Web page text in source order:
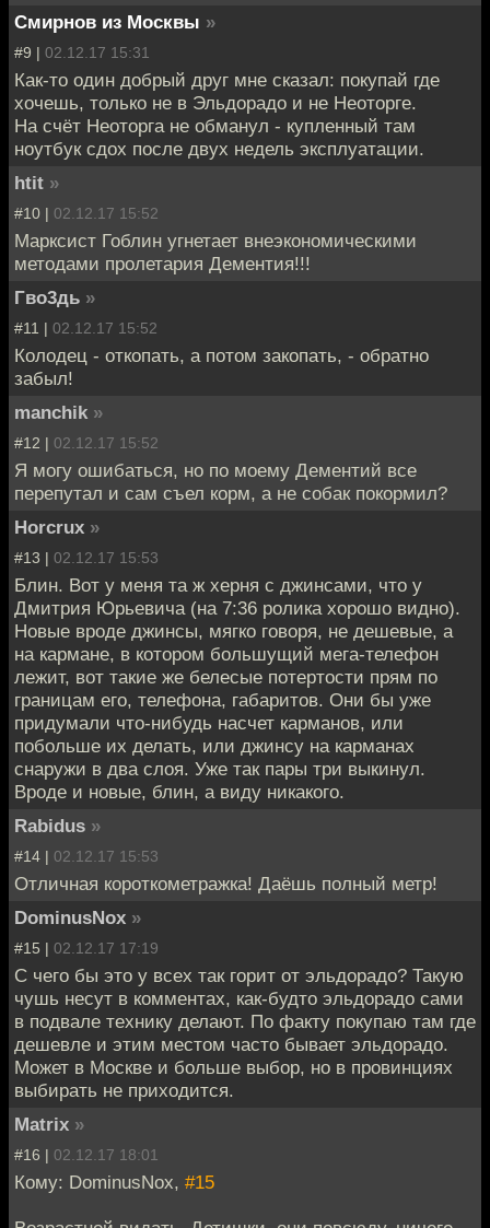
Смирнов из Москвы »
#9 | 02.12.17 15:31
Как-то один добрый друг мне сказал: покупай где
хочешь, только не в Эльдорадо и не Неоторге.
На счёт Неоторга не обманул - купленный там
ноутбук сдох после двух недель эксплуатации.
htit »
#10 | 02.12.17 15:52
Марксист Гоблин угнетает внеэкономическими
методами пролетария Дементия!!!
Гво3дь »
#11 | 02.12.17 15:52
Колодец - откопать, а потом закопать, - обратно
забыл!
manchik »
#12 | 02.12.17 15:52
Я могу ошибаться, но по моему Дементий все
перепутал и сам съел корм, а не собак покормил?
Horcrux »
#13 | 02.12.17 15:53
Блин. Вот у меня та ж херня с джинсами, что у
Дмитрия Юрьевича (на 7:36 ролика хорошо видно).
Новые вроде джинсы, мягко говоря, не дешевые, а
на кармане, в котором большущий мега-телефон
лежит, вот такие же белесые потертости прям по
границам его, телефона, габаритов. Они бы уже
придумали что-нибудь насчет карманов, или
побольше их делать, или джинсу на карманах
снаружи в два слоя. Уже так пары три выкинул.
Вроде и новые, блин, а виду никакого.
Rabidus »
#14 | 02.12.17 15:53
Отличная короткометражка! Даёшь полный метр!
DominusNox »
#15 | 02.12.17 17:19
С чего бы это у всех так горит от эльдорадо? Такую
чушь несут в комментах, как-будто эльдорадо сами
в подвале технику делают. По факту покупаю там где
дешевле и этим местом часто бывает эльдорадо.
Может в Москве и больше выбор, но в провинциях
выбирать не приходится.
Matrix »
#16 | 02.12.17 18:01
Кому: DominusNox, #15